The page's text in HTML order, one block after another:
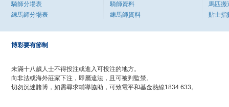
騎師分場表
練馬師分場表
騎師資料
練馬師資料
馬匹搬
貼士指
博彩要有節制
未滿十八歲人士不得投注或進入可投注的地方。
向非法或海外莊家下注，即屬違法，且可被判監禁。
切勿沉迷賭博，如需尋求輔導協助，可致電平和基金熱線1834 633。